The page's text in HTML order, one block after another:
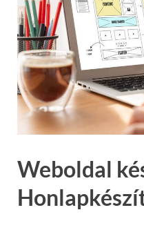
Weboldal